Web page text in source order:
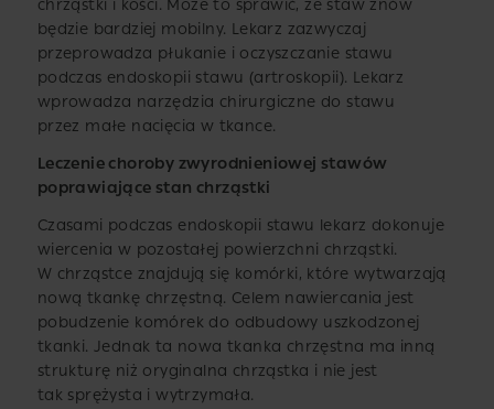
chrząstki i kości. Może to sprawić, że staw znów
będzie bardziej mobilny. Lekarz zazwyczaj
przeprowadza płukanie i oczyszczanie stawu
podczas endoskopii stawu (artroskopii). Lekarz
wprowadza narzędzia chirurgiczne do stawu
przez małe nacięcia w tkance.
Leczenie choroby zwyrodnieniowej stawów
poprawiające stan chrząstki
Czasami podczas endoskopii stawu lekarz dokonuje
wiercenia w pozostałej powierzchni chrząstki.
W chrząstce znajdują się komórki, które wytwarzają
nową tkankę chrzęstną. Celem nawiercania jest
pobudzenie komórek do odbudowy uszkodzonej
tkanki. Jednak ta nowa tkanka chrzęstna ma inną
strukturę niż oryginalna chrząstka i nie jest
tak sprężysta i wytrzymała.